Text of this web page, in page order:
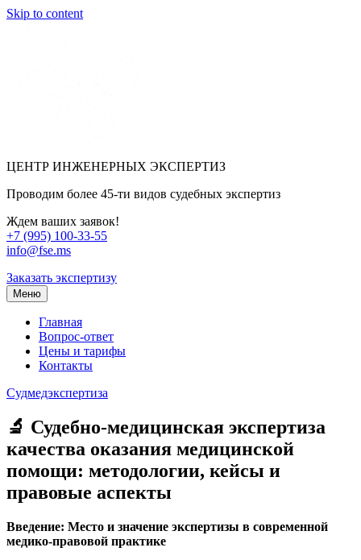
Skip to content
ЦЕНТР ИНЖЕНЕРНЫХ ЭКСПЕРТИЗ
Проводим более 45-ти видов судебных экспертиз
Ждем ваших заявок!
+7 (995) 100-33-55
info@fse.ms
Заказать экспертизу
Меню
Главная
Вопрос-ответ
Цены и тарифы
Контакты
Судмедэкспертиза
🔬 Судебно-медицинская экспертиза
качества оказания медицинской
помощи: методологии, кейсы и
правовые аспекты
Введение: Место и значение экспертизы в современной
медико-правовой практике